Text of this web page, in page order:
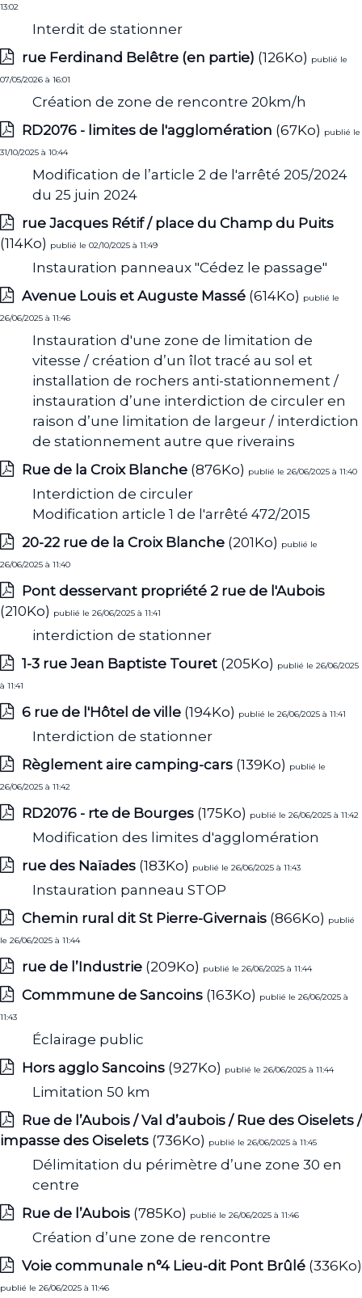
13:02
Interdit de stationner
rue Ferdinand Belêtre (en partie) (126Ko) publié le
07/05/2026 à 16:01
Création de zone de rencontre 20km/h
RD2076 - limites de l'agglomération (67Ko) publié le
31/10/2025 à 10:44
Modification de l’article 2 de l'arrêté 205/2024
du 25 juin 2024
rue Jacques Rétif / place du Champ du Puits
(114Ko) publié le 02/10/2025 à 11:49
Instauration panneaux "Cédez le passage"
Avenue Louis et Auguste Massé (614Ko) publié le
26/06/2025 à 11:46
Instauration d'une zone de limitation de
vitesse / création d’un îlot tracé au sol et
installation de rochers anti-stationnement /
instauration d’une interdiction de circuler en
raison d’une limitation de largeur / interdiction
de stationnement autre que riverains
Rue de la Croix Blanche (876Ko) publié le 26/06/2025 à 11:40
Interdiction de circuler
Modification article 1 de l'arrêté 472/2015
20-22 rue de la Croix Blanche (201Ko) publié le
26/06/2025 à 11:40
Pont desservant propriété 2 rue de l'Aubois
(210Ko) publié le 26/06/2025 à 11:41
interdiction de stationner
1-3 rue Jean Baptiste Touret (205Ko) publié le 26/06/2025
à 11:41
6 rue de l'Hôtel de ville (194Ko) publié le 26/06/2025 à 11:41
Interdiction de stationner
Règlement aire camping-cars (139Ko) publié le
26/06/2025 à 11:42
RD2076 - rte de Bourges (175Ko) publié le 26/06/2025 à 11:42
Modification des limites d'agglomération
rue des Naïades (183Ko) publié le 26/06/2025 à 11:43
Instauration panneau STOP
Chemin rural dit St Pierre-Givernais (866Ko) publié
le 26/06/2025 à 11:44
rue de l’Industrie (209Ko) publié le 26/06/2025 à 11:44
Commmune de Sancoins (163Ko) publié le 26/06/2025 à
11:43
Éclairage public
Hors agglo Sancoins (927Ko) publié le 26/06/2025 à 11:44
Limitation 50 km
Rue de l’Aubois / Val d’aubois / Rue des Oiselets /
impasse des Oiselets (736Ko) publié le 26/06/2025 à 11:45
Délimitation du périmètre d’une zone 30 en
centre
Rue de l’Aubois (785Ko) publié le 26/06/2025 à 11:46
Création d’une zone de rencontre
Voie communale n°4 Lieu-dit Pont Brûlé (336Ko)
publié le 26/06/2025 à 11:46